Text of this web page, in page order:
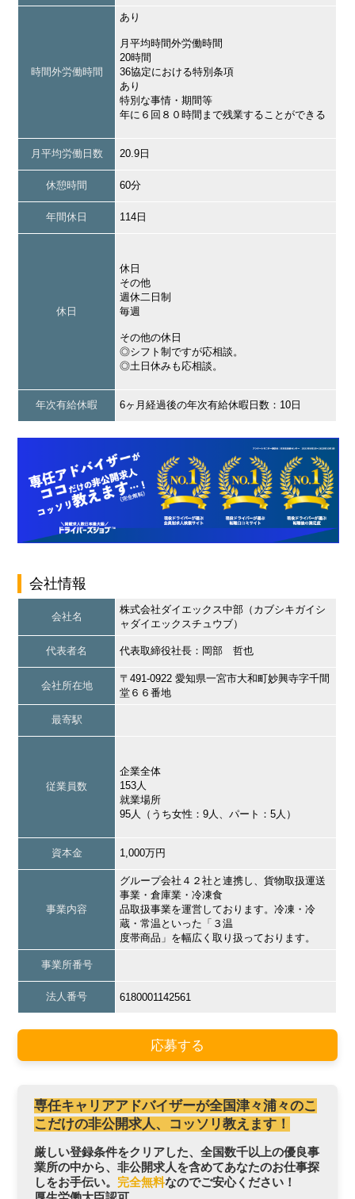
時間外労働時間
あり
月平均時間外労働時間
20時間
36協定における特別条項
あり
特別な事情・期間等
年に６回８０時間まで残業することができる
月平均労働日数 20.9日
休憩時間 60分
年間休日 114日
休日
休日
その他
週休二日制
毎週
その他の休日
◎シフト制ですが応相談。
◎土日休みも応相談。
年次有給休暇 6ヶ月経過後の年次有給休暇日数：10日
会社情報
会社名
株式会社ダイエックス中部（カブシキガイシ
ャダイエックスチュウブ）
代表者名 代表取締役社長：岡部 哲也
会社所在地
〒491-0922 愛知県一宮市大和町妙興寺字千間
堂６６番地
最寄駅
従業員数
企業全体
153人
就業場所
95人（うち女性：9人、パート：5人）
資本金 1,000万円
事業内容
グループ会社４２社と連携し、貨物取扱運送
事業・倉庫業・冷凍食
品取扱事業を運営しております。冷凍・冷
蔵・常温といった「３温
度帯商品」を幅広く取り扱っております。
事業所番号
法人番号 6180001142561
応募する
専任キャリアアドバイザーが全国津々浦々のこ
こだけの非公開求人、コッソリ教えます！
厳しい登録条件をクリアした、全国数千以上の優良事
業所の中から、非公開求人を含めてあなたのお仕事探
しをお手伝い。 完全無料なのでご安心ください！